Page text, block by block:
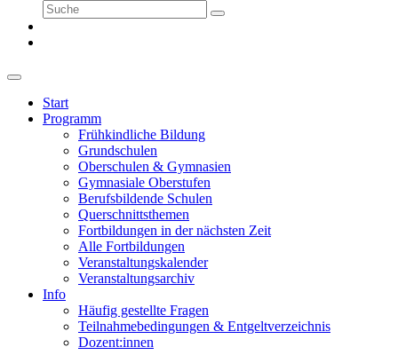
Start
Programm
Frühkindliche Bildung
Grundschulen
Oberschulen & Gymnasien
Gymnasiale Oberstufen
Berufsbildende Schulen
Querschnittsthemen
Fortbildungen in der nächsten Zeit
Alle Fortbildungen
Veranstaltungskalender
Veranstaltungsarchiv
Info
Häufig gestellte Fragen
Teilnahmebedingungen & Entgeltverzeichnis
Dozent:innen